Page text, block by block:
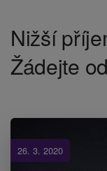
Nižší
Žádejte
26. 3. 2020